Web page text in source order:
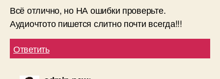
Евгений:
12.02.2023 в 18:01
А можно ли LRC привязать к земле, например,
чтобы всегда был один канал, и чтобы